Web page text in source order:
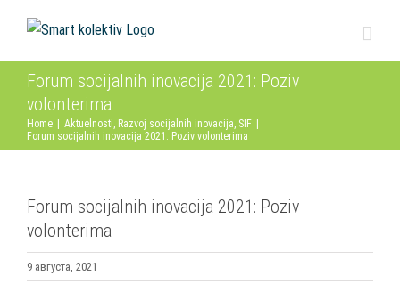
content
Forum socijalnih inovacija 2021: Poziv
volonterima
Home Aktuelnosti, Razvoj socijalnih inovacija, SIF
Forum socijalnih inovacija 2021: Poziv volonterima
Forum socijalnih inovacija 2021: Poziv
volonterima
9 августа, 2021